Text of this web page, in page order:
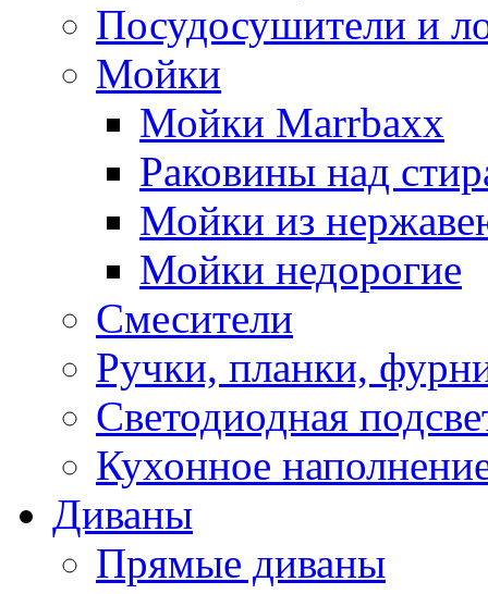
Посудосушители и
Мойки
Мойки Marrbaxx
Раковины над
Мойки из
Мойки недорогие
Смесители
Ручки, планки,
Светодиодная
Кухонное
Диваны
Прямые диваны